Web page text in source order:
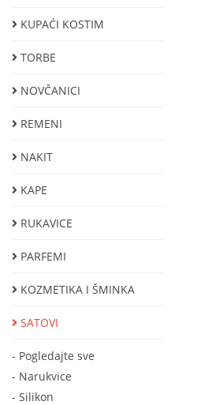
KUPAĆI KOSTIM
TORBE
NOVČANICI
REMENI
NAKIT
KAPE
RUKAVICE
PARFEMI
KOZMETIKA I ŠMINKA
SATOVI
- Pogledajte sve
- Narukvice
- Silikon